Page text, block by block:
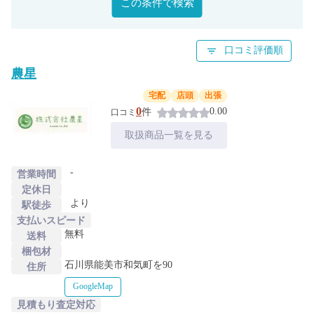
この条件で検索
口コミ評価順
農星
宅配 店頭
出張
口コミ 0件 0.00
取扱商品一覧を見る
営業時間
-
定休日
駅徒歩
より
支払いスピード
送料
無料
梱包材
住所
石川県能美市和気町を90
GoogleMap
見積もり査定対応